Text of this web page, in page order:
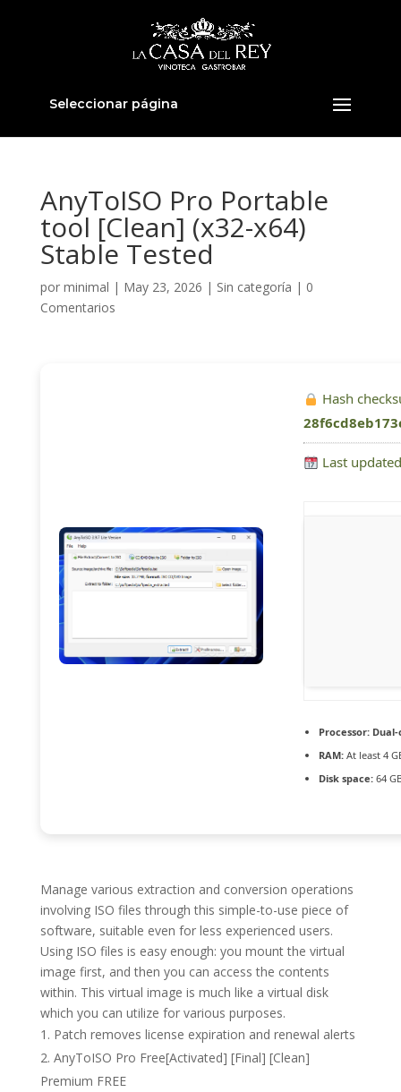
Seleccionar página
AnyToISO Pro Portable
tool [Clean] (x32-x64)
Stable Tested
por minimal | May 23, 2026 | Sin categoría | 0
Comentarios
Hash
Last
Processor:Dual-
RAM:At least 4
Disk space:64
Manage various extraction and conversion operations
involving ISO files through this simple-to-use piece of
software, suitable even for less experienced users.
Using ISO files is easy enough: you mount the virtual
image first, and then you can access the contents
within. This virtual image is much like a virtual disk
which you can utilize for various purposes.
Patch removes license expiration and renewal alerts
AnyToISO Pro Free[Activated] [Final] [Clean]
Premium FREE